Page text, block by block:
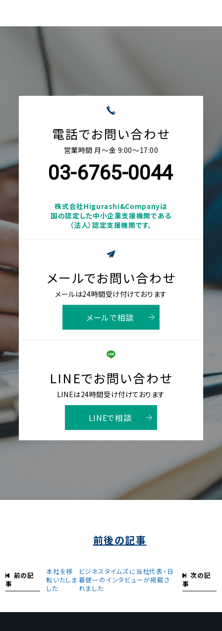
電話でお問い合わせ
営業時間 月〜金 9:00〜17:00
03-6765-0044
株式会社Higurashi&Companyは
国の認定した中小企業支援機関である
（法人）認定支援機関です。
メールでお問い合わせ
メールは24時間受け付けております
メールで相談
LINEでお問い合わせ
LINEは24時間受け付けております
LINEで相談
前後の記事
前の記
事
本社を移
転いたしま
した
次の記
事
ビジネスタイムズに当社代表・日
暮健一のインタビューが掲載さ
れました